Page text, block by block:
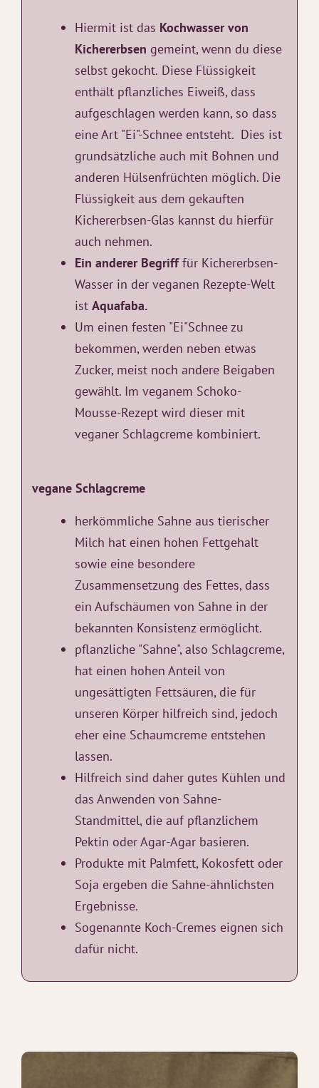
Hiermit ist das Kochwasser von
Kichererbsen gemeint, wenn du diese
selbst gekocht. Diese Flüssigkeit
enthält pflanzliches Eiweiß, dass
aufgeschlagen werden kann, so dass
eine Art "Ei"-Schnee entsteht. Dies ist
grundsätzliche auch mit Bohnen und
anderen Hülsenfrüchten möglich. Die
Flüssigkeit aus dem gekauften
Kichererbsen-Glas kannst du hierfür
auch nehmen.
Ein anderer Begrifffür Kichererbsen-
Wasser in der veganen Rezepte-Welt
ist Aquafaba.
Um einen festen "Ei"Schnee zu
bekommen, werden neben etwas
Zucker, meist noch andere Beigaben
gewählt. Im veganem Schoko-
Mousse-Rezept wird dieser mit
veganer Schlagcreme kombiniert.
vegane Schlagcreme
herkömmliche Sahne aus tierischer
Milch hat einen hohen Fettgehalt
sowie eine besondere
Zusammensetzung des Fettes, dass
ein Aufschäumen von Sahne in der
bekannten Konsistenz ermöglicht.
pflanzliche "Sahne", also Schlagcreme,
hat einen hohen Anteil von
ungesättigten Fettsäuren, die für
unseren Körper hilfreich sind, jedoch
eher eine Schaumcreme entstehen
lassen.
Hilfreich sind daher gutes Kühlen und
das Anwenden von Sahne-
Standmittel, die auf pflanzlichem
Pektin oder Agar-Agar basieren.
Produkte mit Palmfett, Kokosfett oder
Soja ergeben die Sahne-ähnlichsten
Ergebnisse.
Sogenannte Koch-Cremes eignen sich
dafür nicht.